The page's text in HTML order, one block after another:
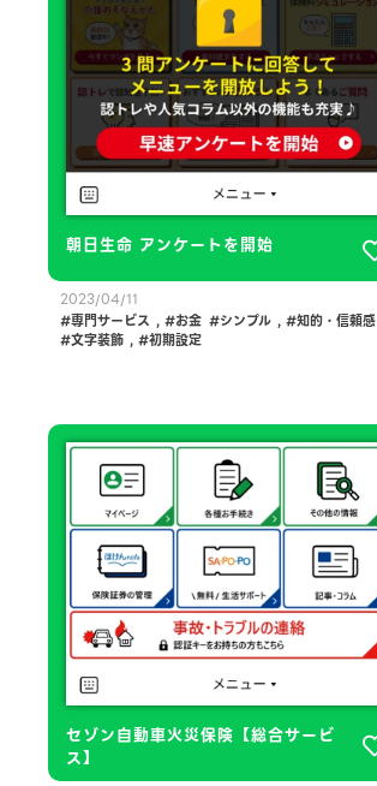
朝日生命 アンケートを開始
2023/04/11
専門サービス , お金 シンプル ,
知的・信頼感
文字装飾 , 初期設定
セゾン自動車火災保険【総合サービ
ス】